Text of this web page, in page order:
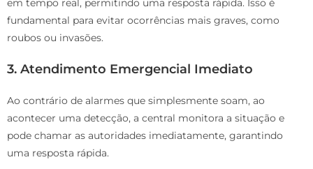
em tempo real, permitindo uma resposta rápida. Isso é
fundamental para evitar ocorrências mais graves, como
roubos ou invasões.
3. Atendimento Emergencial Imediato
Ao contrário de alarmes que simplesmente soam, ao
acontecer uma detecção, a central monitora a situação e
pode chamar as autoridades imediatamente, garantindo
uma resposta rápida.